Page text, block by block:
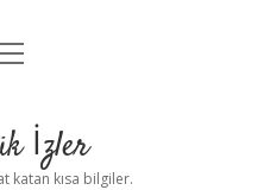
Uyarıİzler
katan kısa bilgiler.